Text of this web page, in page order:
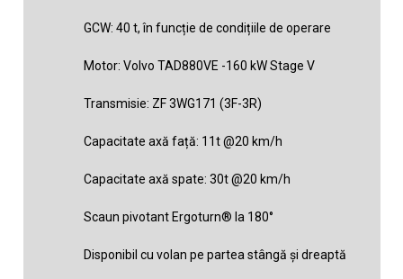
GCW: 40 t, în funcție de condițiile de operare
Motor: Volvo TAD880VE -160 kW Stage V
Transmisie: ZF 3WG171 (3F-3R)
Capacitate axă față: 11t @20 km/h
Capacitate axă spate: 30t @20 km/h
Scaun pivotant Ergoturn® la 180°
Disponibil cu volan pe partea stângă și dreaptă